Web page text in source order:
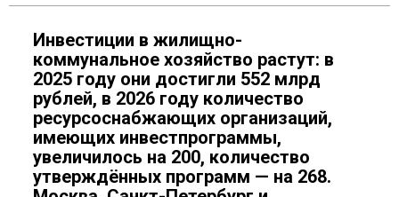
Инвестиции в жилищно-
коммунальное хозяйство растут: в
2025 году они достигли 552 млрд
рублей, в 2026 году количество
ресурсоснабжающих организаций,
имеющих инвестпрограммы,
увеличилось на 200, количество
утверждённых программ — на 268.